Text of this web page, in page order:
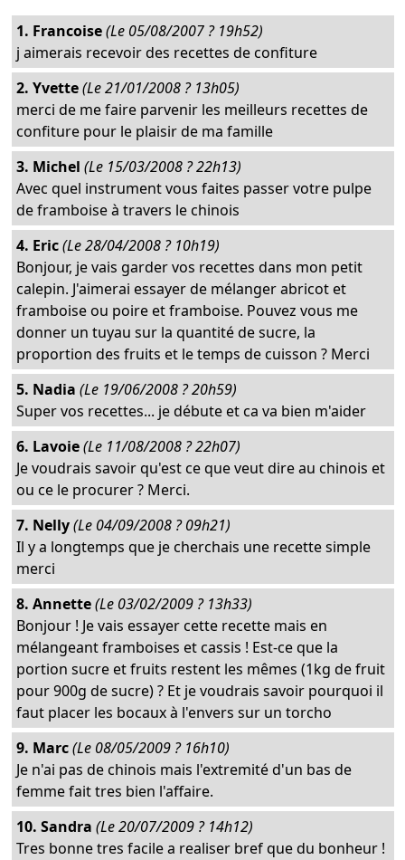
1. Francoise(Le 05/08/2007 ? 19h52)
j aimerais recevoir des recettes de confiture
2. Yvette(Le 21/01/2008 ? 13h05)
merci de me faire parvenir les meilleurs recettes de
confiture pour le plaisir de ma famille
3. Michel (Le 15/03/2008 ? 22h13)
Avec quel instrument vous faites passer votre pulpe
de framboise à travers le chinois
4. Eric(Le 28/04/2008 ? 10h19)
Bonjour, je vais garder vos recettes dans mon petit
calepin. J'aimerai essayer de mélanger abricot et
framboise ou poire et framboise. Pouvez vous me
donner un tuyau sur la quantité de sucre, la
proportion des fruits et le temps de cuisson ? Merci
5. Nadia (Le 19/06/2008 ? 20h59)
Super vos recettes... je débute et ca va bien m'aider
6. Lavoie(Le 11/08/2008 ? 22h07)
Je voudrais savoir qu'est ce que veut dire au chinois et
ou ce le procurer ? Merci.
7. Nelly(Le 04/09/2008 ? 09h21)
Il y a longtemps que je cherchais une recette simple
merci
8. Annette(Le 03/02/2009 ? 13h33)
Bonjour ! Je vais essayer cette recette mais en
mélangeant framboises et cassis ! Est-ce que la
portion sucre et fruits restent les mêmes (1kg de fruit
pour 900g de sucre) ? Et je voudrais savoir pourquoi il
faut placer les bocaux à l'envers sur un torcho
9. Marc(Le 08/05/2009 ? 16h10)
Je n'ai pas de chinois mais l'extremité d'un bas de
femme fait tres bien l'affaire.
10. Sandra (Le 20/07/2009 ? 14h12)
Tres bonne tres facile a realiser bref que du bonheur !